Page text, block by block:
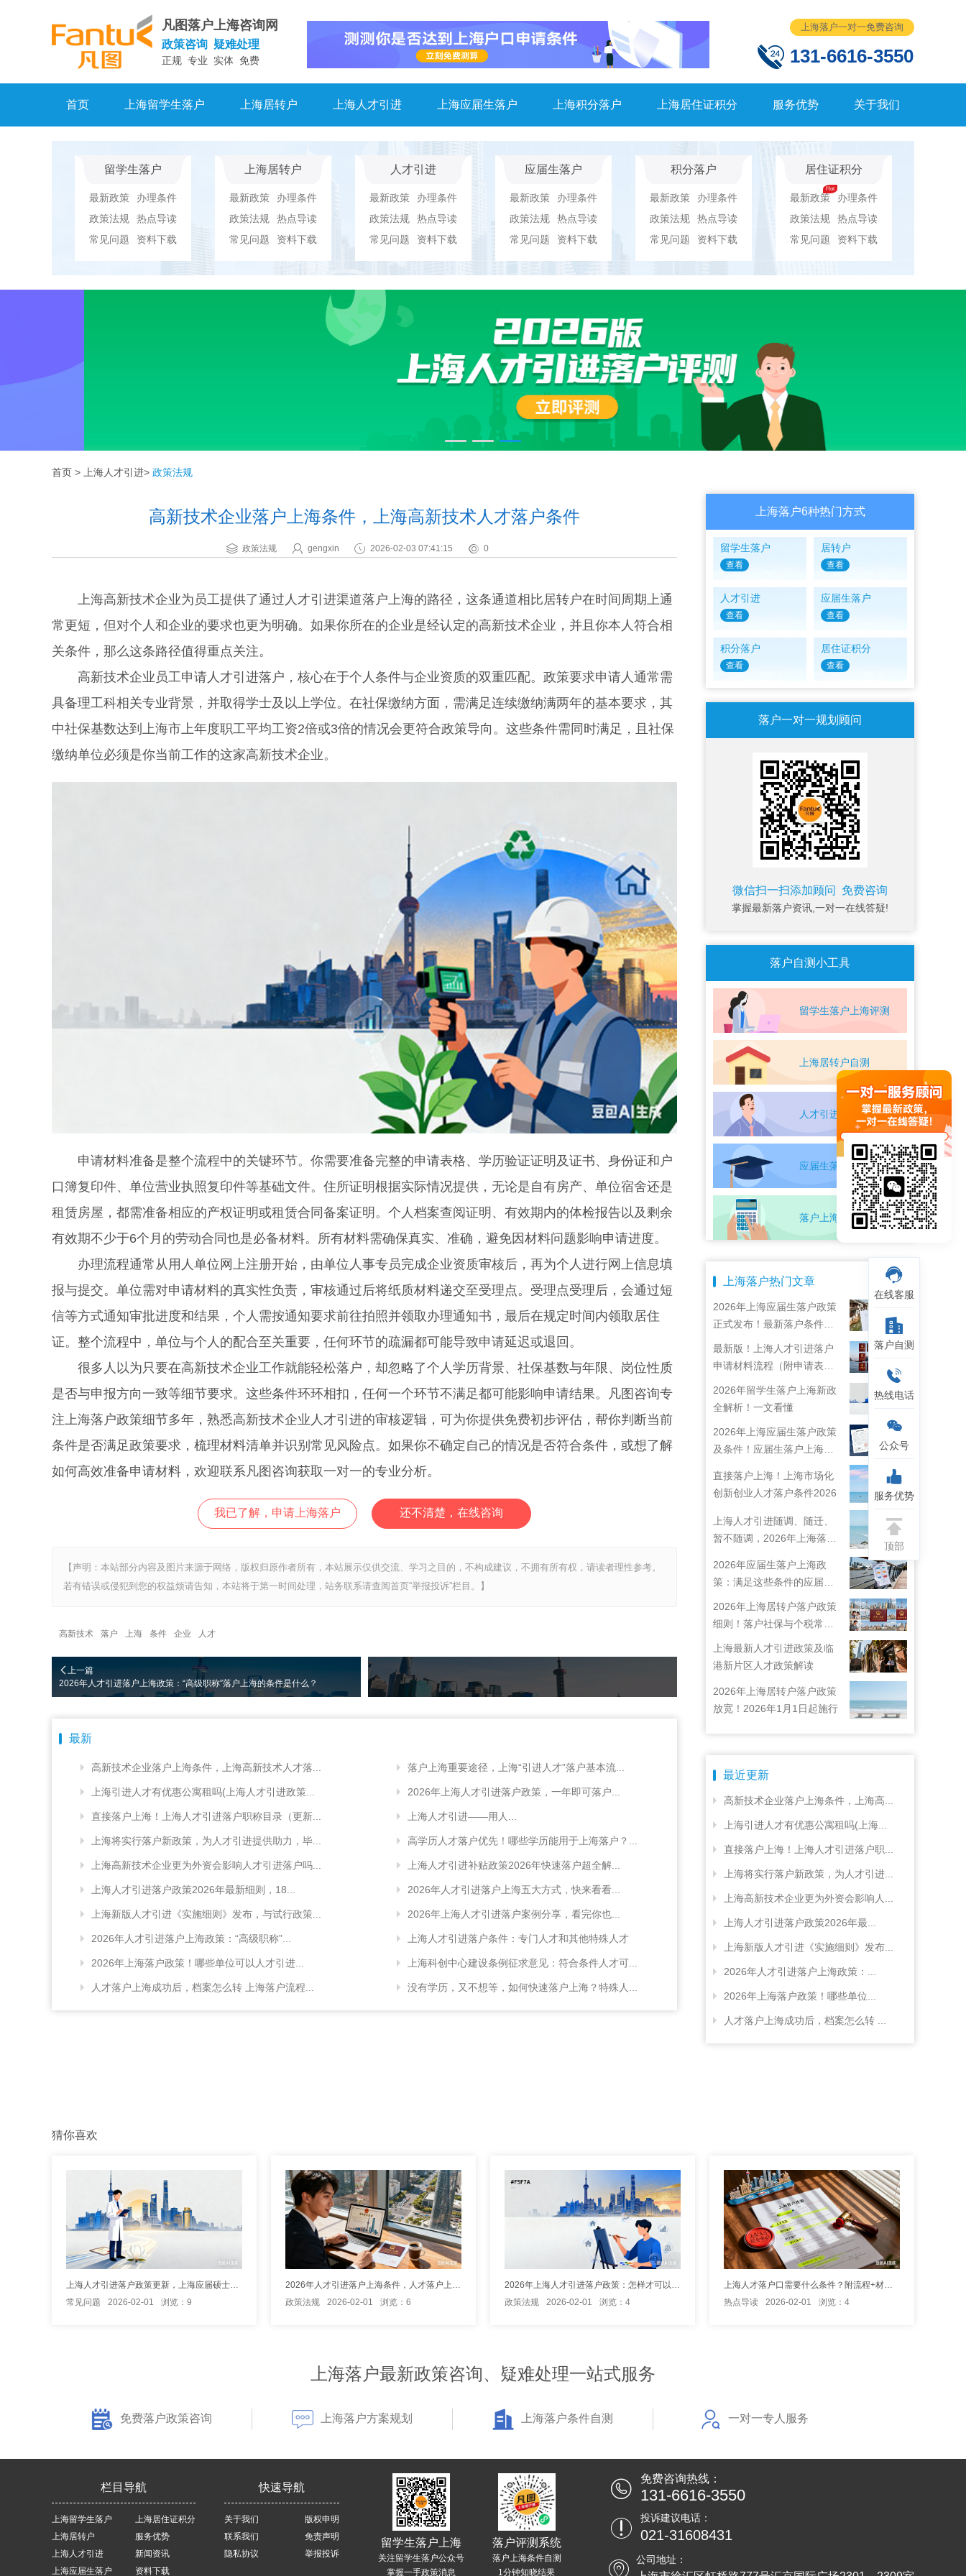
凡图落户上海咨询网
政策咨询 疑难处理
正规 专业 实体 免费
上海落户一对一免费咨询
131-6616-3550
首页 上海留学生落户 上海居转户 上海人才引进 上海应届生落户 上海积分落户 上海居住证积分 服务优势 关于我们
留学生落户
最新政策
办理条件
政策法规
热点导读
常见问题
资料下载
上海居转户
最新政策
办理条件
政策法规
热点导读
常见问题
资料下载
人才引进
最新政策
办理条件
政策法规
热点导读
常见问题
资料下载
应届生落户
最新政策
办理条件
政策法规
热点导读
常见问题
资料下载
积分落户
最新政策
办理条件
政策法规
热点导读
常见问题
资料下载
居住证积分
最新政策
办理条件
政策法规
热点导读
常见问题
资料下载
首页 > 上海人才引进> 政策法规
高新技术企业落户上海条件，上海高新技术人才落户条件
政策法规 gengxin 2026-02-03 07:41:15 0
上海高新技术企业为员工提供了通过人才引进渠道落户上海的路径，这条通道相比居转户在时间周期上通
常更短，但对个人和企业的要求也更为明确。如果你所在的企业是经认定的高新技术企业，并且你本人符合相
关条件，那么这条路径值得重点关注。
高新技术企业员工申请人才引进落户，核心在于个人条件与企业资质的双重匹配。政策要求申请人通常需
具备理工科相关专业背景，并取得学士及以上学位。在社保缴纳方面，需满足连续缴纳满两年的基本要求，其
中社保基数达到上海市上年度职工平均工资2倍或3倍的情况会更符合政策导向。这些条件需同时满足，且社保
缴纳单位必须是你当前工作的这家高新技术企业。
申请材料准备是整个流程中的关键环节。你需要准备完整的申请表格、学历验证证明及证书、身份证和户
口簿复印件、单位营业执照复印件等基础文件。住所证明根据实际情况提供，无论是自有房产、单位宿舍还是
租赁房屋，都需准备相应的产权证明或租赁合同备案证明。个人档案查阅证明、有效期内的体检报告以及剩余
有效期不少于6个月的劳动合同也是必备材料。所有材料需确保真实、准确，避免因材料问题影响申请进度。
办理流程通常从用人单位网上注册开始，由单位人事专员完成企业资质审核后，再为个人进行网上信息填
报与提交。单位需对申请材料的真实性负责，审核通过后将纸质材料递交至受理点。受理点受理后，会通过短
信等方式通知审批进度和结果，个人需按通知要求前往拍照并领取办理通知书，最后在规定时间内领取居住
证。整个流程中，单位与个人的配合至关重要，任何环节的疏漏都可能导致申请延迟或退回。
很多人以为只要在高新技术企业工作就能轻松落户，却忽略了个人学历背景、社保基数与年限、岗位性质
是否与申报方向一致等细节要求。这些条件环环相扣，任何一个环节不满足都可能影响申请结果。凡图咨询专
注上海落户政策细节多年，熟悉高新技术企业人才引进的审核逻辑，可为你提供免费初步评估，帮你判断当前
条件是否满足政策要求，梳理材料清单并识别常见风险点。如果你不确定自己的情况是否符合条件，或想了解
如何高效准备申请材料，欢迎联系凡图咨询获取一对一的专业分析。
我已了解，申请上海落户 还不清楚，在线咨询
【声明：本站部分内容及图片来源于网络，版权归原作者所有，本站展示仅供交流、学习之目的，不构成建议，不拥有所有权，请读者理性参考。
若有错误或侵犯到您的权益烦请告知，本站将于第一时间处理，站务联系请查阅首页“举报投诉”栏目。】
高新技术 落户 上海 条件 企业 人才
上一篇
2026年人才引进落户上海政策：“高级职称”落户上海的条件是什么？
最新
高新技术企业落户上海条件，上海高新技术人才落...
上海引进人才有优惠公寓租吗(上海人才引进政策...
直接落户上海！上海人才引进落户职称目录（更新...
上海将实行落户新政策，为人才引进提供助力，毕...
上海高新技术企业更为外资会影响人才引进落户吗...
上海人才引进落户政策2026年最新细则，18...
上海新版人才引进《实施细则》发布，与试行政策...
2026年人才引进落户上海政策：“高级职称”...
2026年上海落户政策！哪些单位可以人才引进...
人才落户上海成功后，档案怎么转 上海落户流程...
落户上海重要途径，上海“引进人才”落户基本流...
2026年上海人才引进落户政策，一年即可落户...
上海人才引进——用人...
高学历人才落户优先！哪些学历能用于上海落户？...
上海人才引进补贴政策2026年快速落户超全解...
2026年人才引进落户上海五大方式，快来看看...
2026年上海人才引进落户案例分享，看完你也...
上海人才引进落户条件：专门人才和其他特殊人才
上海科创中心建设条例征求意见：符合条件人才可...
没有学历，又不想等，如何快速落户上海？特殊人...
上海落户6种热门方式
留学生落户
查看
居转户
查看
人才引进
查看
应届生落户
查看
积分落户
查看
居住证积分
查看
落户一对一规划顾问
微信扫一扫添加顾问 免费咨询
掌握最新落户资讯,一对一在线答疑!
落户自测小工具
留学生落户上海评测
上海居转户自测
人才引进落户评测
应届生落户上海自测
落户上海条件自测
上海落户热门文章
2026年上海应届生落户政策
正式发布！最新落户条件及
流程解析！
最新版！上海人才引进落户
申请材料流程（附申请表下
2026年留学生落户上海新政
全解析！一文看懂
2026年上海应届生落户政策
及条件！应届生落户上海准
直接落户上海！上海市场化
创新创业人才落户条件2026
上海人才引进随调、随迁、
暂不随调，2026年上海落户
2026年应届生落户上海政
策：满足这些条件的应届生
就能落户上海啦！
2026年上海居转户落户政策
细则！落户社保与个税常见
问题详解！
上海最新人才引进政策及临
港新片区人才政策解读
2026年上海居转户落户政策
放宽！2026年1月1日起施行
最近更新
高新技术企业落户上海条件，上海高...
上海引进人才有优惠公寓租吗(上海...
直接落户上海！上海人才引进落户职...
上海将实行落户新政策，为人才引进...
上海高新技术企业更为外资会影响人...
上海人才引进落户政策2026年最...
上海新版人才引进《实施细则》发布...
2026年人才引进落户上海政策：...
2026年上海落户政策！哪些单位...
人才落户上海成功后，档案怎么转 ...
猜你喜欢
常见问题
2026-02-01 浏览：9
政策法规
2026-02-01 浏览：6
政策法规
2026-02-01 浏览：4
热点导读
2026-02-01 浏览：4
上海落户最新政策咨询、疑难处理一站式服务
免费落户政策咨询 上海落户方案规划 上海落户条件自测 一对一专人服务
栏目导航
上海留学生落户
上海居转户
上海人才引进
上海应届生落户
上海居住证积分
服务优势
新闻资讯
资料下载
快速导航
关于我们
联系我们
隐私协议
版权申明
免责声明
举报投诉
留学生落户上海
关注留学生落户公众号
掌握一手政策消息
落户评测系统
落户上海条件自测
1分钟知晓结果
免费咨询热线：
131-6616-3550
投诉建议电话：
021-31608431
公司地址：
在线客服
落户自测
热线电话
公众号
服务优势
顶部